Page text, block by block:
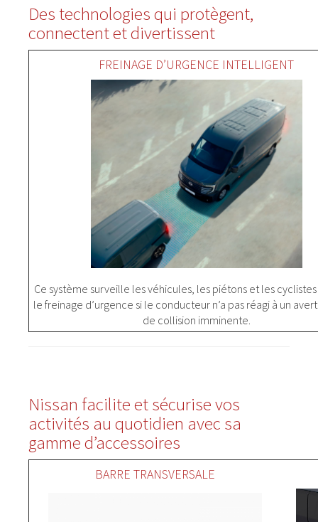
Des technologies qui protègent,
connectent et divertissent
FREINAGE D’URGENCE INTELLIGENT
Ce système surveille les véhicules, les piétons et les
le freinage d’urgence si le conducteur n’a pas réagi à un
de collision imminente.
Nissan facilite et sécurise vos
activités au quotidien avec sa
gamme d’accessoires
BARRE TRANSVERSALE